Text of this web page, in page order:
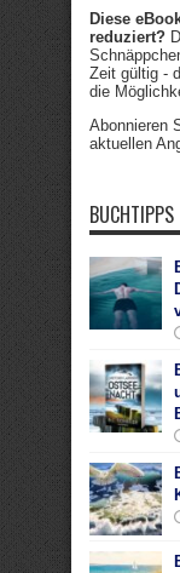
Diese
reduziert?
Zeit gültig -
die
Abonnieren
aktuellen
BUCHTIPPS